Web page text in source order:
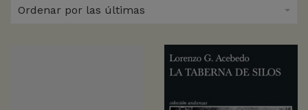
Ordenar por las últimas